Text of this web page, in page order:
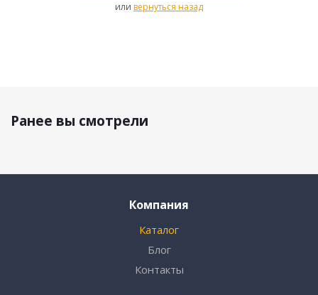
или вернуться назад
Ранее вы смотрели
Компания
Каталог
Блог
Контакты